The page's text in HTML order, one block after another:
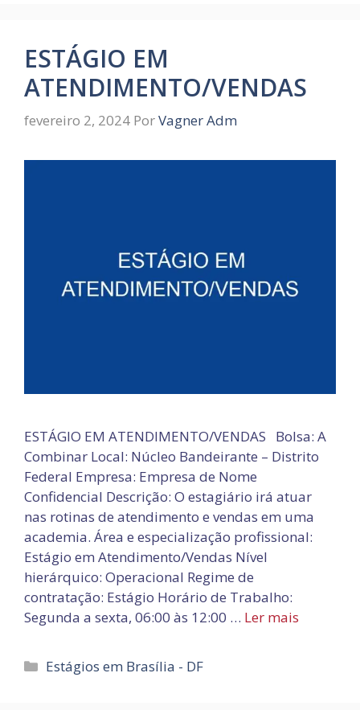
ESTÁGIO EM
ATENDIMENTO/VENDAS
fevereiro 2, 2024 PorVagner Adm
ESTÁGIO EM ATENDIMENTO/VENDAS Bolsa: A
Combinar Local: Núcleo Bandeirante – Distrito
Federal Empresa: Empresa de Nome
Confidencial Descrição: O estagiário irá atuar
nas rotinas de atendimento e vendas em uma
academia. Área e especialização profissional:
Estágio em Atendimento/Vendas Nível
hierárquico: Operacional Regime de
contratação: Estágio Horário de Trabalho:
Segunda a sexta, 06:00 às 12:00 … Ler mais
Categorias
Estágios em Brasília - DF